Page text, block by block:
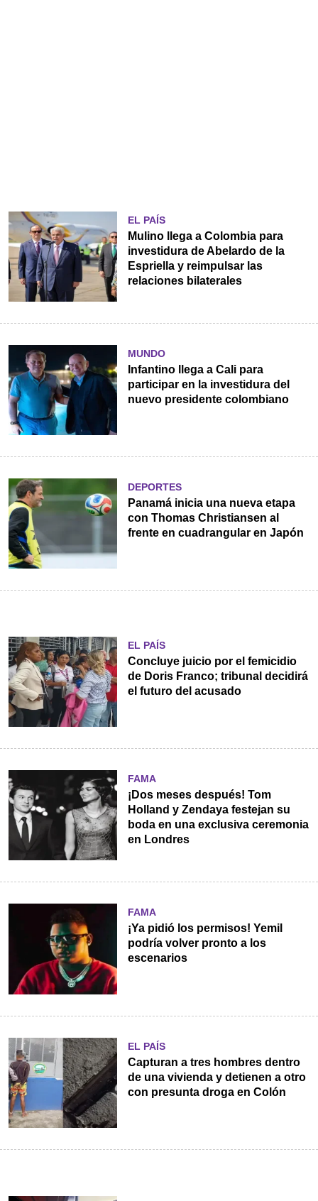
EL PAÍS
Mulino llega a Colombia para
investidura de Abelardo de la
Espriella y reimpulsar las
relaciones bilaterales
MUNDO
Infantino llega a Cali para
participar en la investidura del
nuevo presidente colombiano
DEPORTES
Panamá inicia una nueva etapa
con Thomas Christiansen al
frente en cuadrangular en Japón
EL PAÍS
Concluye juicio por el femicidio
de Doris Franco; tribunal decidirá
el futuro del acusado
FAMA
¡Dos meses después! Tom
Holland y Zendaya festejan su
boda en una exclusiva ceremonia
en Londres
FAMA
¡Ya pidió los permisos! Yemil
podría volver pronto a los
escenarios
EL PAÍS
Capturan a tres hombres dentro
de una vivienda y detienen a otro
con presunta droga en Colón